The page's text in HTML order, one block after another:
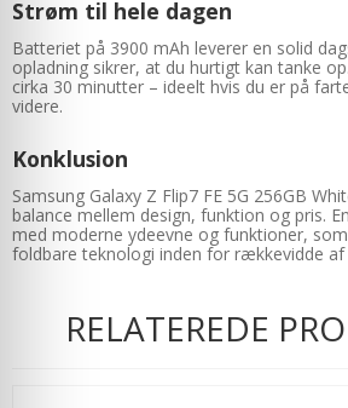
Strøm til hele dagen
Batteriet på 3900 mAh leverer en solid
opladning sikrer, at du hurtigt kan tanke
cirka 30 minutter – ideelt hvis du er på
videre.
Konklusion
Samsung Galaxy Z Flip7 FE 5G 256GB
balance mellem design, funktion og pris.
med moderne ydeevne og funktioner,
foldbare teknologi inden for rækkevidde af
RELATEREDE